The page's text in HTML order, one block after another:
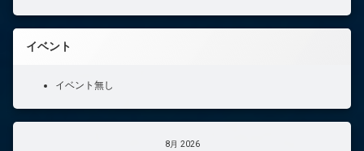
ョ
イベント
イベント無し
8月 2026